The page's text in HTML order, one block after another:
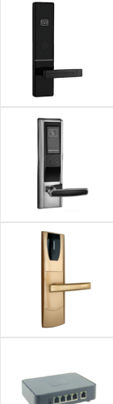
brijanje